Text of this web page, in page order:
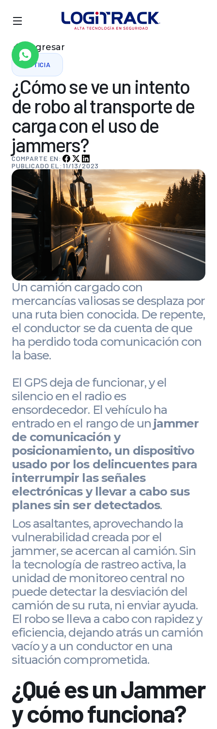
Regresar
NOTICIA
¿Cómoseve un intento
de roboaltransportede
cargacon el usode
jammers?
COMPARTE EN:
PUBLICADO EL: 11/13/2023
Un camión cargado con
mercancías valiosas se desplaza por
una ruta bien conocida. De repente,
el conductor se da cuenta de que
ha perdido toda comunicación con
la base.
El GPS deja de funcionar, y el
silencio en el radio es
ensordecedor. El vehículo ha
entrado en el rango de un jammer
de comunicación y
posicionamiento, un dispositivo
usado por los delincuentes para
interrumpir las señales
electrónicas y llevar a cabo sus
planes sin ser detectados.
Los asaltantes, aprovechando la
vulnerabilidad creada por el
jammer, se acercan al camión. Sin
la tecnología de rastreo activa, la
unidad de monitoreo central no
puede detectar la desviación del
camión de su ruta, ni enviar ayuda.
El robo se lleva a cabo con rapidez y
eficiencia, dejando atrás un camión
vacío y a un conductor en una
situación comprometida.
¿Qué es un Jammer
y cómo funciona?